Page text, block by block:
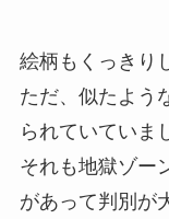
絵柄もくっきり
ただ、似たよう
られていていま
それも地獄ゾー
があって判別が